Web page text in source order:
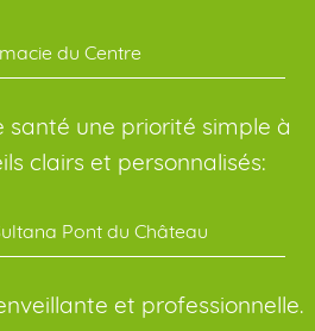
du Centre
une priorité simple à
clairs et personnalisés:
Pont du Château
et professionnelle.